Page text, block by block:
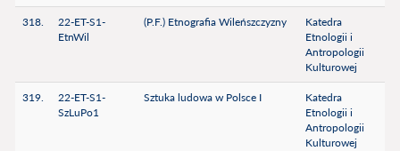
318.
22-ET-S1-
EtnWil
(P.F.) Etnografia Wileńszczyzny
Katedra
Etnologii i
Antropologii
Kulturowej
319.
22-ET-S1-
SzLuPo1
Sztuka ludowa w Polsce I
Katedra
Etnologii i
Antropologii
Kulturowej